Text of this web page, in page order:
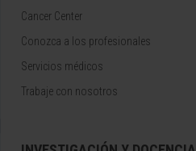
Cancer Center
Conozca a los profesionales
Servicios médicos
Trabaje con nosotros